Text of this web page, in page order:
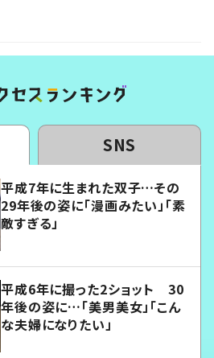
SNS
平成7年に生まれた双子…その
29年後の姿に「漫画みたい」「素
敵すぎる」
平成6年に撮った2ショット 30
年後の姿に…「美男美女」「こん
な夫婦になりたい」